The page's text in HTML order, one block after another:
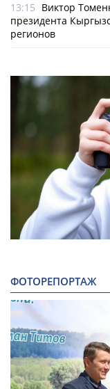
13:15 Виктор
президента
регионов
ФОТОРЕПОРТАЖ